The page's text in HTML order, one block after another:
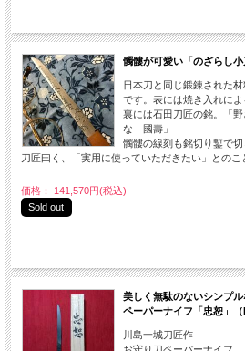
髑髏が可愛い「のざらし
日本刀と同じ鍛錬された
です。表には焼き入れによ
裏には石田刀匠の銘。「
な 國壽」
髑髏の線刻も銘切り鏨で切
刀匠曰く、「実用に使っていただきたい」とのこ
価格： 141,570円(税込)
Sold out
美しく無駄のないシン
ペーパーナイフ「忠恕」（
川島一城刀匠作